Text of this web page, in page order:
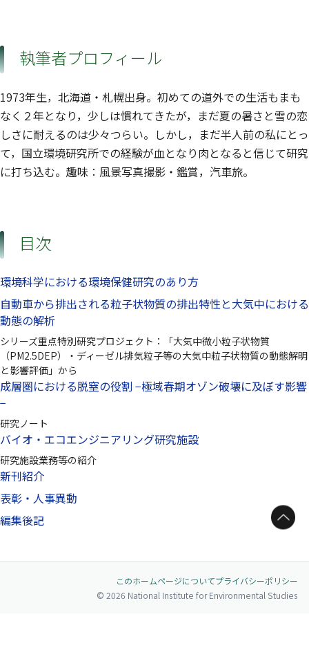
執筆者プロフィール
1973年生，北海道・札幌出身。初めての道外での生活もまも
なく２年となり，少しは慣れてきたが，まだ夏の暑さと雪の恋
しさに耐えるのは少々つらい。しかし，まだ半人前の私にとっ
て，国立環境研究所での経験が血となり肉となると信じて研究
に打ち込む。趣味：風景写真撮影・鑑賞，汽車旅。
目次
環境科学における環境保健研究のあり方
自動車から排出される粒子状物質の排出特性と大気中における
動態の解析
シリーズ重点特別研究プロジェクト：「大気中微小粒子状物質
（PM2.5DEP）・ディーゼル排気粒子等の大気中粒子状物質の動態解明
と影響評価」から
成層圏における脱窒の役割 −極域春期オゾン破壊に及ぼす影響
−
研究ノート
バイオ・エコエンジニアリング研究施設
研究施設業務等の紹介
新刊紹介
表彰・人事異動
編集後記
ページトップへ
このホームページについてプライバシーポリシー
© 2026 National Institute for Environmental Studies